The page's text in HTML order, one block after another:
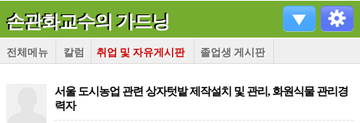
손관화교수의 가드닝
전체메뉴 칼럼 취업 및 자유게시판 졸업생 게시판
서울 도시농업 관련 상자텃밭 제작설치 및 관리, 화원식물 관리경
력자